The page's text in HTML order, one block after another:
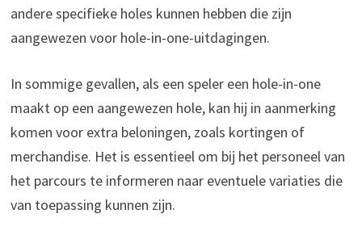
andere specifieke holes kunnen hebben die zijn
aangewezen voor hole-in-one-uitdagingen.
In sommige gevallen, als een speler een hole-in-one
maakt op een aangewezen hole, kan hij in aanmerking
komen voor extra beloningen, zoals kortingen of
merchandise. Het is essentieel om bij het personeel van
het parcours te informeren naar eventuele variaties die
van toepassing kunnen zijn.